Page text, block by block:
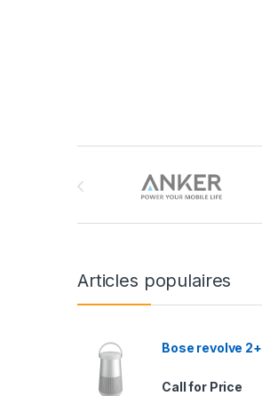
Articles populaires
Bose revolve 2+
Call for Price